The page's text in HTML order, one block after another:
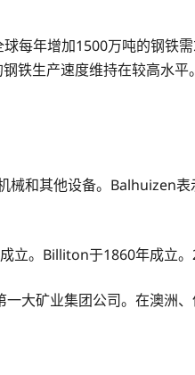
每年增加1500万吨的钢铁
铁生产速度维持在较高水平。
和其他设备。Balhuizen
。Billiton于1860年成立。
大矿业集团公司。在澳洲